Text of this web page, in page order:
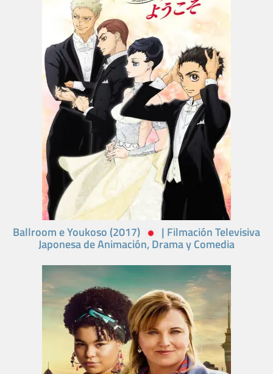
Ballroom e Youkoso (2017) | Filmación Televisiva
Japonesa de Animación, Drama y Comedia